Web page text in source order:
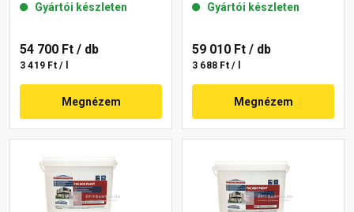
Gyártói készleten
54 700 Ft / db
3 419 Ft / l
Megnézem
Gyártói készleten
59 010 Ft / db
3 688 Ft / l
Megnézem